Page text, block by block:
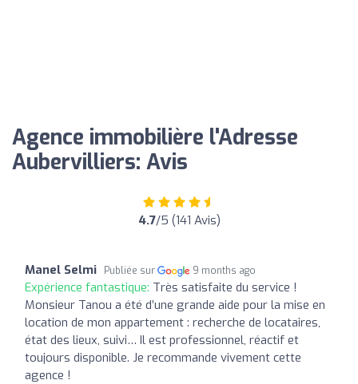
Agence immobilière l'Adresse
Aubervilliers: Avis
4.7/5 (141 Avis)
Manel Selmi Publiée sur 9 months ago
Expérience fantastique: Très satisfaite du service !
Monsieur Tanou a été d’une grande aide pour la mise en
location de mon appartement : recherche de locataires,
état des lieux, suivi… Il est professionnel, réactif et
toujours disponible. Je recommande vivement cette
agence !